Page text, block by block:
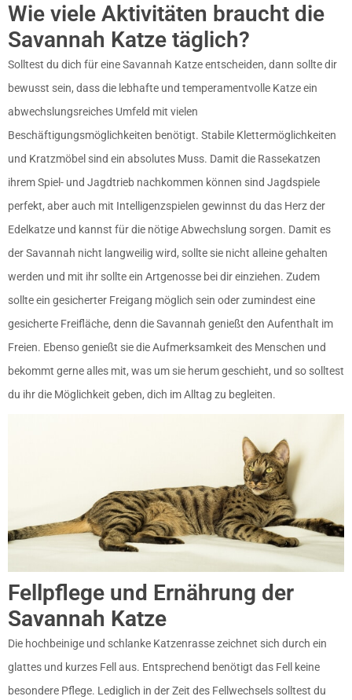
Wie viele Aktivitäten braucht die
Savannah Katze täglich?
Solltest du dich für eine Savannah Katze entscheiden, dann sollte dir
bewusst sein, dass die lebhafte und temperamentvolle Katze ein
abwechslungsreiches Umfeld mit vielen
Beschäftigungsmöglichkeiten benötigt. Stabile Klettermöglichkeiten
und Kratzmöbel sind ein absolutes Muss. Damit die Rassekatzen
ihrem Spiel- und Jagdtrieb nachkommen können sind Jagdspiele
perfekt, aber auch mit Intelligenzspielen gewinnst du das Herz der
Edelkatze und kannst für die nötige Abwechslung sorgen. Damit es
der Savannah nicht langweilig wird, sollte sie nicht alleine gehalten
werden und mit ihr sollte ein Artgenosse bei dir einziehen. Zudem
sollte ein gesicherter Freigang möglich sein oder zumindest eine
gesicherte Freifläche, denn die Savannah genießt den Aufenthalt im
Freien. Ebenso genießt sie die Aufmerksamkeit des Menschen und
bekommt gerne alles mit, was um sie herum geschieht, und so solltest
du ihr die Möglichkeit geben, dich im Alltag zu begleiten.
Fellpflege und Ernährung der
Savannah Katze
Die hochbeinige und schlanke Katzenrasse zeichnet sich durch ein
glattes und kurzes Fell aus. Entsprechend benötigt das Fell keine
besondere Pflege. Lediglich in der Zeit des Fellwechsels solltest du